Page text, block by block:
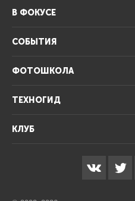
В ФОКУСЕ
СОБЫТИЯ
ФОТОШКОЛА
ТЕХНОГИД
КЛУБ